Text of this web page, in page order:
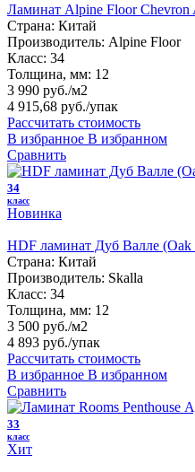
Ламинат Alpine Floor
Страна: Китай
Производитель: Alpine Floor
Класс: 34
Толщина, мм: 12
3 990 руб./м2
4 915,68 руб./упак
Рассчитать стоимость
В избранное В избранном
Сравнить
34
класс
Новинка
HDF ламинат Дуб Валле (Oak
Страна: Китай
Производитель: Skalla
Класс: 34
Толщина, мм: 12
3 500 руб./м2
4 893 руб./упак
Рассчитать стоимость
В избранное В избранном
Сравнить
33
класс
Хит